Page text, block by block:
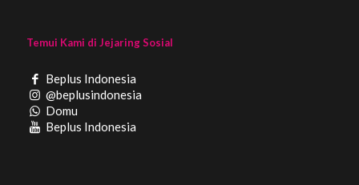
Temui Kami di Jejaring Sosial
Beplus Indonesia
@beplusindonesia
Domu
Beplus Indonesia